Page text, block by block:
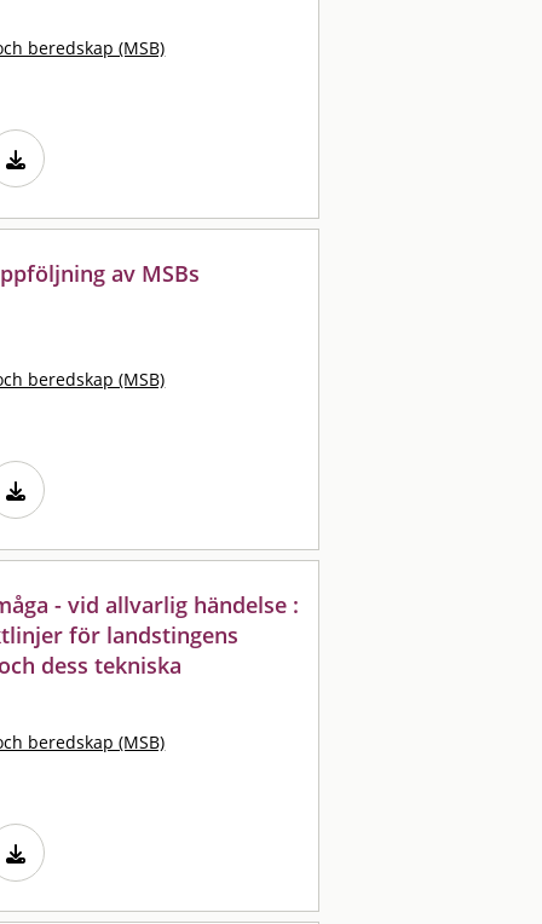
beredskap (MSB)
av MSBs
beredskap (MSB)
- vid allvarlig händelse :
för landstingens
dess tekniska
beredskap (MSB)